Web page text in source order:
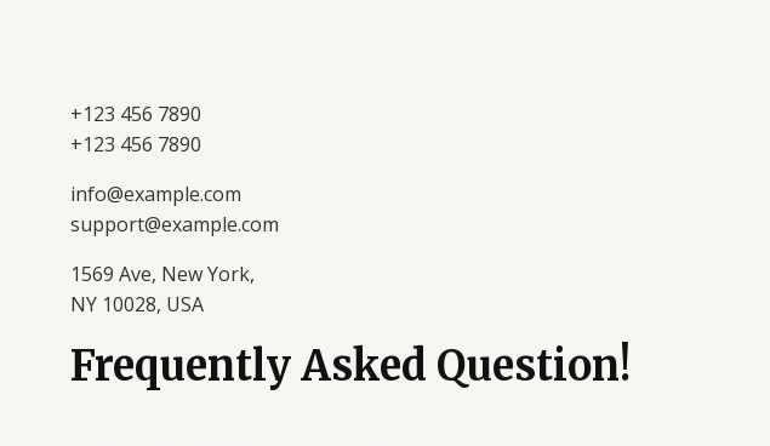
+123 456 7890
+123 456 7890
info@example.com
support@example.com
1569 Ave, New York,
NY 10028, USA
Frequently Asked Question!